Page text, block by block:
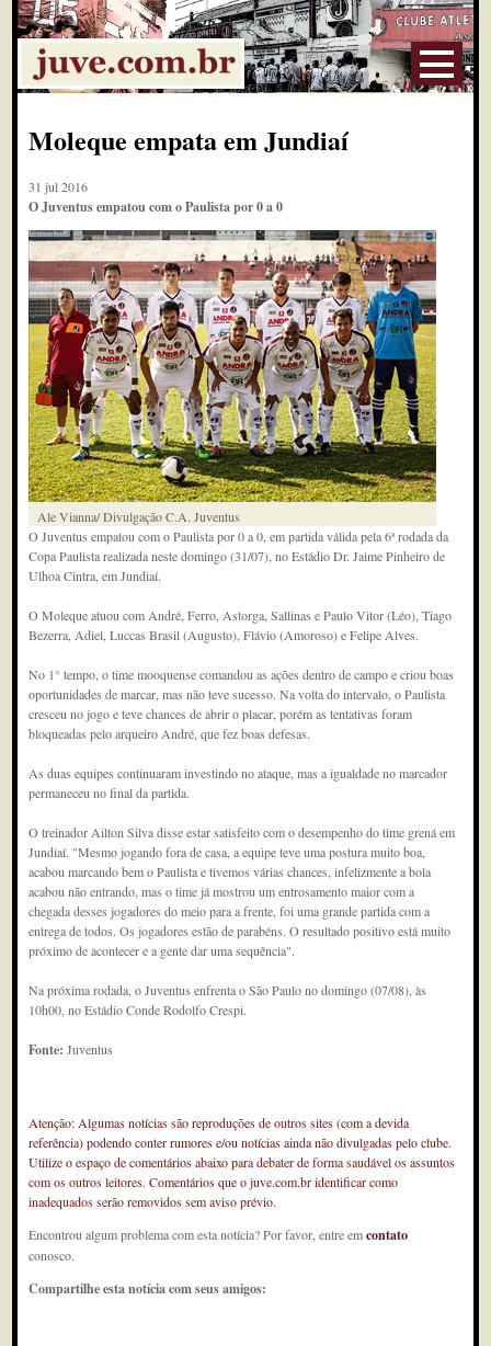
Moleque empata em Jundiaí
31 jul 2016
O Juventus empatou com o Paulista por 0 a 0
Ale Vianna/ Divulgação C.A. Juventus
O Juventus empatou com o Paulista por 0 a 0, em partida válida pela 6ª rodada da
Copa Paulista realizada neste domingo (31/07), no Estádio Dr. Jaime Pinheiro de
Ulhoa Cintra, em Jundiaí.
O Moleque atuou com André, Ferro, Astorga, Sallinas e Paulo Vitor (Léo), Tiago
Bezerra, Adiel, Luccas Brasil (Augusto), Flávio (Amoroso) e Felipe Alves.
No 1° tempo, o time mooquense comandou as ações dentro de campo e criou boas
oportunidades de marcar, mas não teve sucesso. Na volta do intervalo, o Paulista
cresceu no jogo e teve chances de abrir o placar, porém as tentativas foram
bloqueadas pelo arqueiro André, que fez boas defesas.
As duas equipes continuaram investindo no ataque, mas a igualdade no marcador
permaneceu no final da partida.
O treinador Ailton Silva disse estar satisfeito com o desempenho do time grená em
Jundiaí. "Mesmo jogando fora de casa, a equipe teve uma postura muito boa,
acabou marcando bem o Paulista e tivemos várias chances, infelizmente a bola
acabou não entrando, mas o time já mostrou um entrosamento maior com a
chegada desses jogadores do meio para a frente, foi uma grande partida com a
entrega de todos. Os jogadores estão de parabéns. O resultado positivo está muito
próximo de acontecer e a gente dar uma sequência".
Na próxima rodada, o Juventus enfrenta o São Paulo no domingo (07/08), às
10h00, no Estádio Conde Rodolfo Crespi.
Fonte:Juventus
Atenção: Algumas notícias são reproduções de outros sites (com a devida
referência) podendo conter rumores e/ou notícias ainda não divulgadas pelo clube.
Utilize o espaço de comentários abaixo para debater de forma saudável os assuntos
com os outros leitores. Comentários que o juve.com.br identificar como
inadequados serão removidos sem aviso prévio.
Encontrou algum problema com esta notícia? Por favor, entre emcontato
conosco.
Compartilhe esta notícia com seus amigos: